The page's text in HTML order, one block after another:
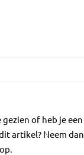
of heb je een
artikel? Neem dan